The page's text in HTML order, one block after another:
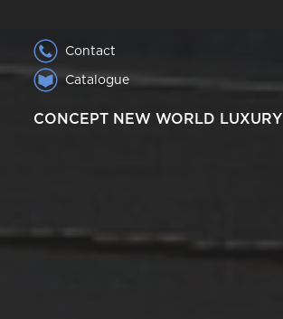
Contact
Catalogue
CONCEPT NEW WORLD LUXURY